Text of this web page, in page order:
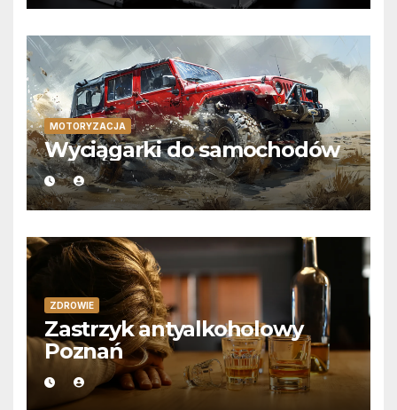
MOTORYZACJA
Wyciągarki do samochodów
ZDROWIE
Zastrzyk antyalkoholowy
Poznań